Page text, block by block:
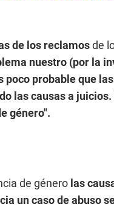
de los reclamosde
nuestro (por la
poco probable que
las causas a
género".
de género las
un caso de abuso